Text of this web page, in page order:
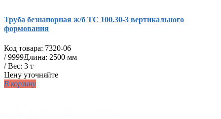
Труба безнапорная ж/б ТС 100.30-3 вертикального
формования
Код товара: 7320-06
/9999Длина: 2500 мм
/ Вес: 3 т
Цену уточняйте
В корзину